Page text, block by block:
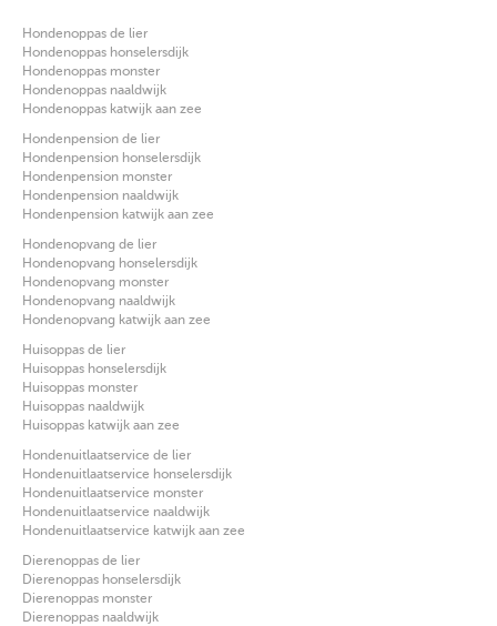
Hondenoppas de lier
Hondenoppas honselersdijk
Hondenoppas monster
Hondenoppas naaldwijk
Hondenoppas katwijk aan zee
Hondenpension de lier
Hondenpension honselersdijk
Hondenpension monster
Hondenpension naaldwijk
Hondenpension katwijk aan zee
Hondenopvang de lier
Hondenopvang honselersdijk
Hondenopvang monster
Hondenopvang naaldwijk
Hondenopvang katwijk aan zee
Huisoppas de lier
Huisoppas honselersdijk
Huisoppas monster
Huisoppas naaldwijk
Huisoppas katwijk aan zee
Hondenuitlaatservice de lier
Hondenuitlaatservice honselersdijk
Hondenuitlaatservice monster
Hondenuitlaatservice naaldwijk
Hondenuitlaatservice katwijk aan zee
Dierenoppas de lier
Dierenoppas honselersdijk
Dierenoppas monster
Dierenoppas naaldwijk